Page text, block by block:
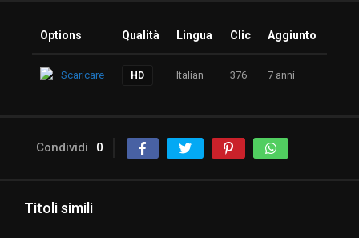
Options Qualità Lingua Clic Aggiunto
Scaricare HD Italian 376 7 anni
Condividi 0
Titoli simili